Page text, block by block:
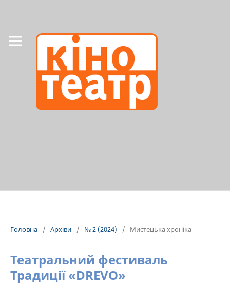
Головна / Архіви / № 2 (2024) / Мистецька хроніка
Театральний фестиваль
Традиції «DREVO»